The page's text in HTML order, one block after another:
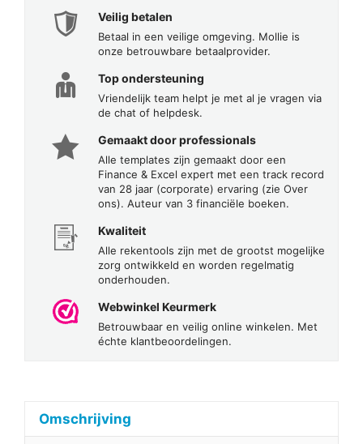
Veilig betalen
Betaal in een veilige omgeving. Mollie is
onze betrouwbare betaalprovider.
Top ondersteuning
Vriendelijk team helpt je met al je vragen via
de chat of helpdesk.
Gemaakt door professionals
Alle templates zijn gemaakt door een
Finance & Excel expert met een track record
van 28 jaar (corporate) ervaring (zie Over
ons). Auteur van 3 financiële boeken.
Kwaliteit
Alle rekentools zijn met de grootst mogelijke
zorg ontwikkeld en worden regelmatig
onderhouden.
Webwinkel Keurmerk
Betrouwbaar en veilig online winkelen. Met
échte klantbeoordelingen.
Omschrijving